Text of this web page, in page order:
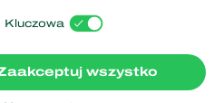
na ekranie pojawia się mapa